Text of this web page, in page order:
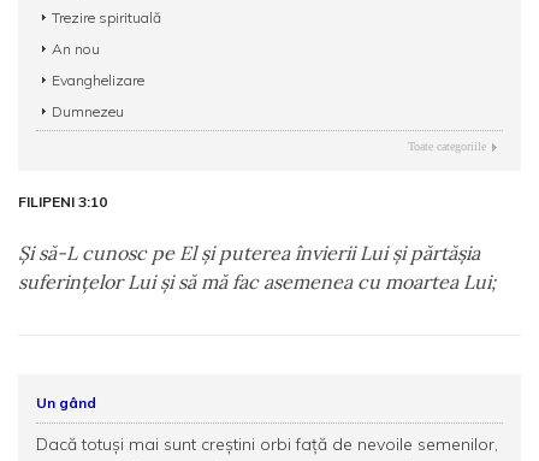
Trezire spirituală
An nou
Evanghelizare
Dumnezeu
Toate categoriile
FILIPENI 3:10
Şi să-L cunosc pe El şi puterea învierii Lui şi părtăşia
suferinţelor Lui şi să mă fac asemenea cu moartea Lui;
Un gând
Dacă totuși mai sunt creștini orbi față de nevoile semenilor,